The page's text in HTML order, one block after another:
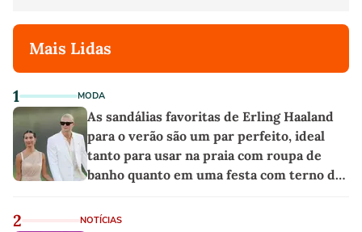
Mais Lidas
1 MODA
As sandálias favoritas de Erling Haaland
para o verão são um par perfeito, ideal
tanto para usar na praia com roupa de
banho quanto em uma festa com terno de
2 NOTÍCIAS